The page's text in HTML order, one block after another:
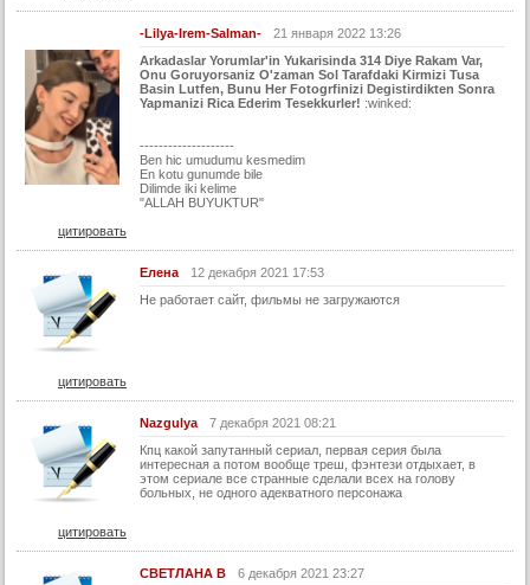
-Lilya-Irem-Salman-
21 января 2022 13:26
Arkadaslar Yorumlar'in Yukarisinda 314 Diye Rakam Var,
Onu Goruyorsaniz O'zaman Sol Tarafdaki Kirmizi Tusa
Basin Lutfen, Bunu Her Fotogrfinizi Degistirdikten Sonra
Yapmanizi Rica Ederim Tesekkurler! :winked:
--------------------
Ben hic umudumu kesmedim
En kotu gunumde bile
Dilimde iki kelime
"ALLAH BUYUKTUR"
цитировать
Елена
12 декабря 2021 17:53
Не работает сайт, фильмы не загружаются
цитировать
Nazgulya
7 декабря 2021 08:21
Кпц какой запутанный сериал, первая серия была
интересная а потом вообще треш, фэнтези отдыхает, в
этом сериале все странные сделали всех на голову
больных, не одного адекватного персонажа
цитировать
СВЕТЛАНА В
6 декабря 2021 23:27